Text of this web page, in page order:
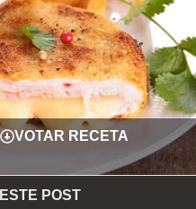
VOTAR RECETA
POST